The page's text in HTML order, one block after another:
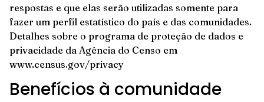
respostas e que elas serão utilizadas somente para
fazer um perfil estatístico do país e das comunidades.
Detalhes sobre o programa de proteção de dados e
privacidade da Agência do Censo em
www.census.gov/privacy
Benefícios à comunidade